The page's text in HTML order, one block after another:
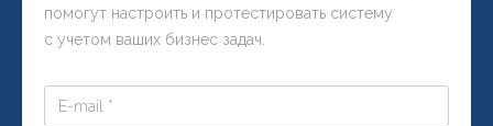
помогут настроить и протестировать систему
с учетом ваших бизнес задач.